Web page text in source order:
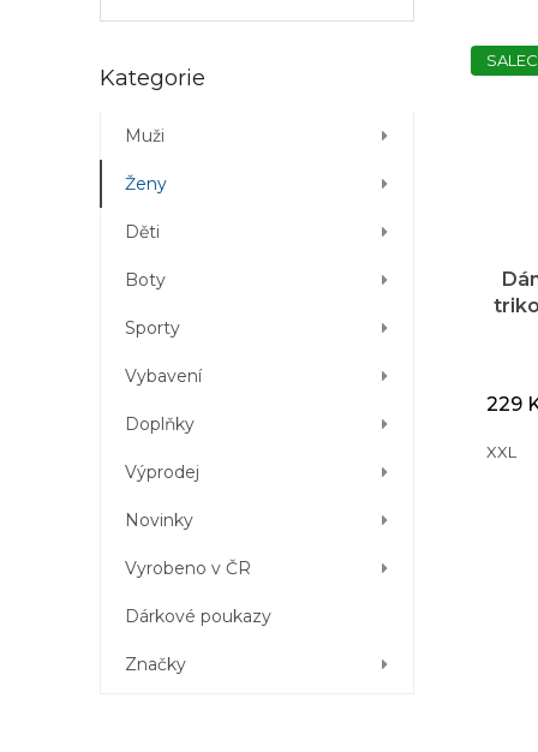
Přeskočit
Kategorie
Muži
Ženy
Děti
Boty
Sporty
Vybavení
Doplňky
Výprodej
Novinky
Vyrobeno v ČR
Dárkové poukazy
Značky
229
XXL